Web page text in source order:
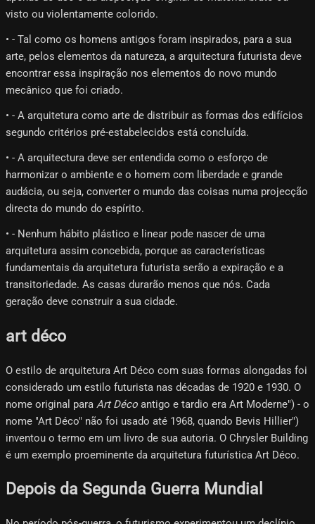
visto ou violentamente colorido.
• - Tal como os homens antigos foram inspirados, para a sua
arte, pelos elementos da natureza, a arquitectura futurista deve
encontrar essa inspiração nos elementos do novo mundo
mecânico que foi criado.
• - A arquitetura como arte de distribuir as formas dos edifícios
segundo critérios pré-estabelecidos está concluída.
• - A arquitectura deve ser entendida como o esforço de
harmonizar o ambiente e o homem com liberdade e grande
audácia, ou seja, converter o mundo das coisas numa projecção
directa do mundo do espírito.
• - Nenhum hábito plástico e linear pode nascer de uma
arquitetura assim concebida, porque as características
fundamentais da arquitetura futurista serão a expiração e a
transitoriedade. As casas durarão menos que nós. Cada
geração deve construir a sua cidade.
art déco
O estilo de arquitetura Art Déco com suas formas alongadas foi
considerado um estilo futurista nas décadas de 1920 e 1930. O
nome original para Art Déco antigo e tardio era Art Moderne") - o
nome "Art Déco" não foi usado até 1968, quando Bevis Hillier")
inventou o termo em um livro de sua autoria. O Chrysler Building
é um exemplo proeminente da arquitetura futurística Art Déco.
Depois da Segunda Guerra Mundial